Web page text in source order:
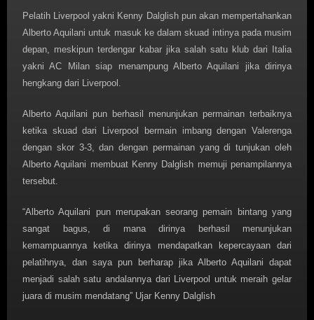
Pelatih Liverpool yakni Kenny Dalglish pun akan mempertahankan
Alberto Aquilani untuk masuk ke dalam skuad intinya pada musim
depan, meskipun terdengar kabar jika salah satu klub dari Italia
yakni AC Milan siap menampung Alberto Aquilani jika dirinya
hengkang dari Liverpool.
Alberto Aquilani pun berhasil menunjukan permainan terbaiknya
ketika skuad dari Liverpool bermain imbang dengan Valerenga
dengan skor 3-3, dan dengan permainan yang di tunjukan oleh
Alberto Aquilani membuat Kenny Dalglish memuji penampilannya
tersebut.
“Alberto Aquilani pun merupakan seorang pemain bintang yang
sangat bagus, di mana dirinya berhasil menunjukan
kemampuannya ketika dirinya mendapatkan kepercayaan dari
pelatihnya, dan saya pun berharap jika Alberto Aquilani dapat
menjadi salah satu andalannya dari Liverpool untuk meraih gelar
juara di musim mendatang” Ujar Kenny Dalglish